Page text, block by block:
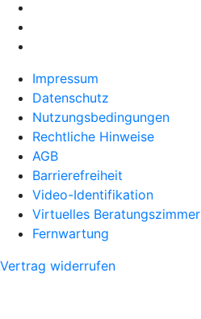
Impressum
Datenschutz
Nutzungsbedingungen
Rechtliche Hinweise
AGB
Barrierefreiheit
Video-Identifikation
Virtuelles Beratungszimmer
Fernwartung
Vertrag widerrufen